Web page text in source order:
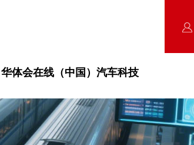
华体会在线（中国）汽车科技